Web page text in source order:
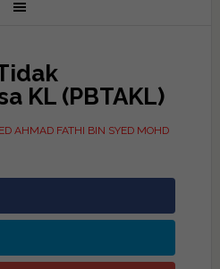
KL (PBTAKL)
AHMAD FATHI BIN SYED MOHD